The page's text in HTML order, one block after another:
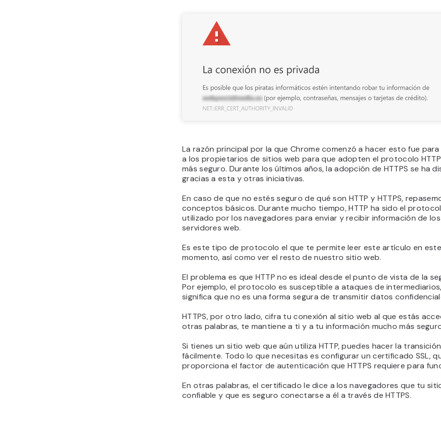
La razón principal por la que Chrome comenzó a hacer esto fue
a los propietarios de sitios web para que adopten el protocolo
más seguro. Durante los últimos años, la adopción de HTTPS se ha
gracias a esta y otras iniciativas.
En caso de que no estés seguro de qué son HTTP y HTTPS,
conceptos básicos. Durante mucho tiempo, HTTP ha sido el
utilizado por los navegadores para enviar y recibir información de los
servidores web.
Es este tipo de protocolo el que te permite leer este artículo en este
momento, así como ver el resto de nuestro sitio web.
El problema es que HTTP no es ideal desde el punto de vista de la
Por ejemplo, el protocolo es susceptible a ataques de
significa que no es una forma segura de transmitir datos
HTTPS, por otro lado, cifra tu conexión al sitio web al que estás
otras palabras, te mantiene a ti y a tu información mucho más
Si tienes un sitio web que aún utiliza HTTP, puedes hacer la transición
fácilmente. Todo lo que necesitas es configurar un certificado SSL,
proporciona el factor de autenticación que HTTPS requiere para
En otras palabras, el certificado le dice a los navegadores que tu
confiable y que es seguro conectarse a él a través de HTTPS.